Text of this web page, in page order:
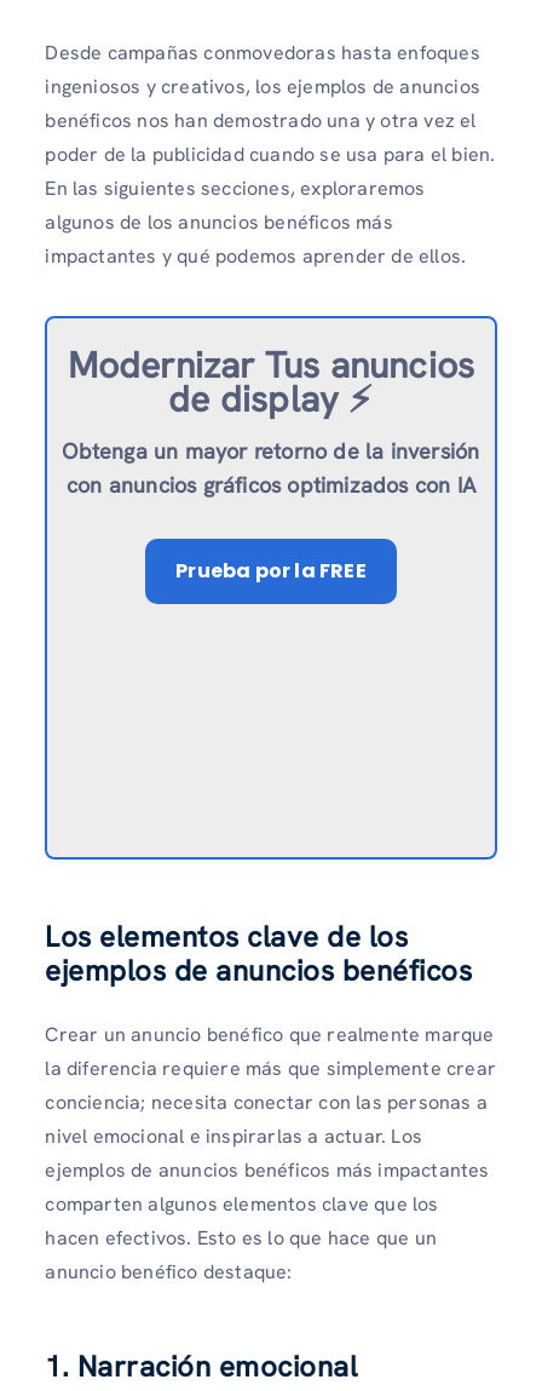
Desde campañas conmovedoras hasta enfoques
ingeniosos y creativos, los ejemplos de anuncios
benéficos nos han demostrado una y otra vez el
poder de la publicidad cuando se usa para el bien.
En las siguientes secciones, exploraremos
algunos de los anuncios benéficos más
impactantes y qué podemos aprender de ellos.
Modernizar Tus anuncios
de display ⚡️
Obtenga un mayor retorno de la inversión
con anuncios gráficos optimizados con IA
Prueba por la FREE
Los elementos clave de los
ejemplos de anuncios benéficos
Crear un anuncio benéfico que realmente marque
la diferencia requiere más que simplemente crear
conciencia; necesita conectar con las personas a
nivel emocional e inspirarlas a actuar. Los
ejemplos de anuncios benéficos más impactantes
comparten algunos elementos clave que los
hacen efectivos. Esto es lo que hace que un
anuncio benéfico destaque:
1. Narración emocional